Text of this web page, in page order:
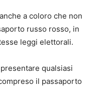
a coloro che non
russo rosso, in
leggi elettorali.
qualsiasi
il passaporto